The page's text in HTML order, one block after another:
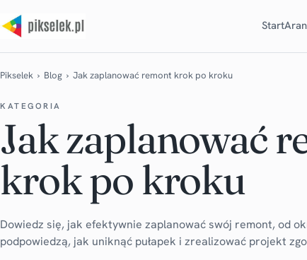
Start
Pikselek › Blog › Jak zaplanować remont krok po kroku
KATEGORIA
Jak zaplanować
krok po kroku
Dowiedz się, jak efektywnie zaplanować swój remont, od
podpowiedzą, jak uniknąć pułapek i zrealizować projekt